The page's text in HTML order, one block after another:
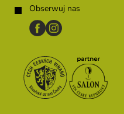
Obserwuj nas